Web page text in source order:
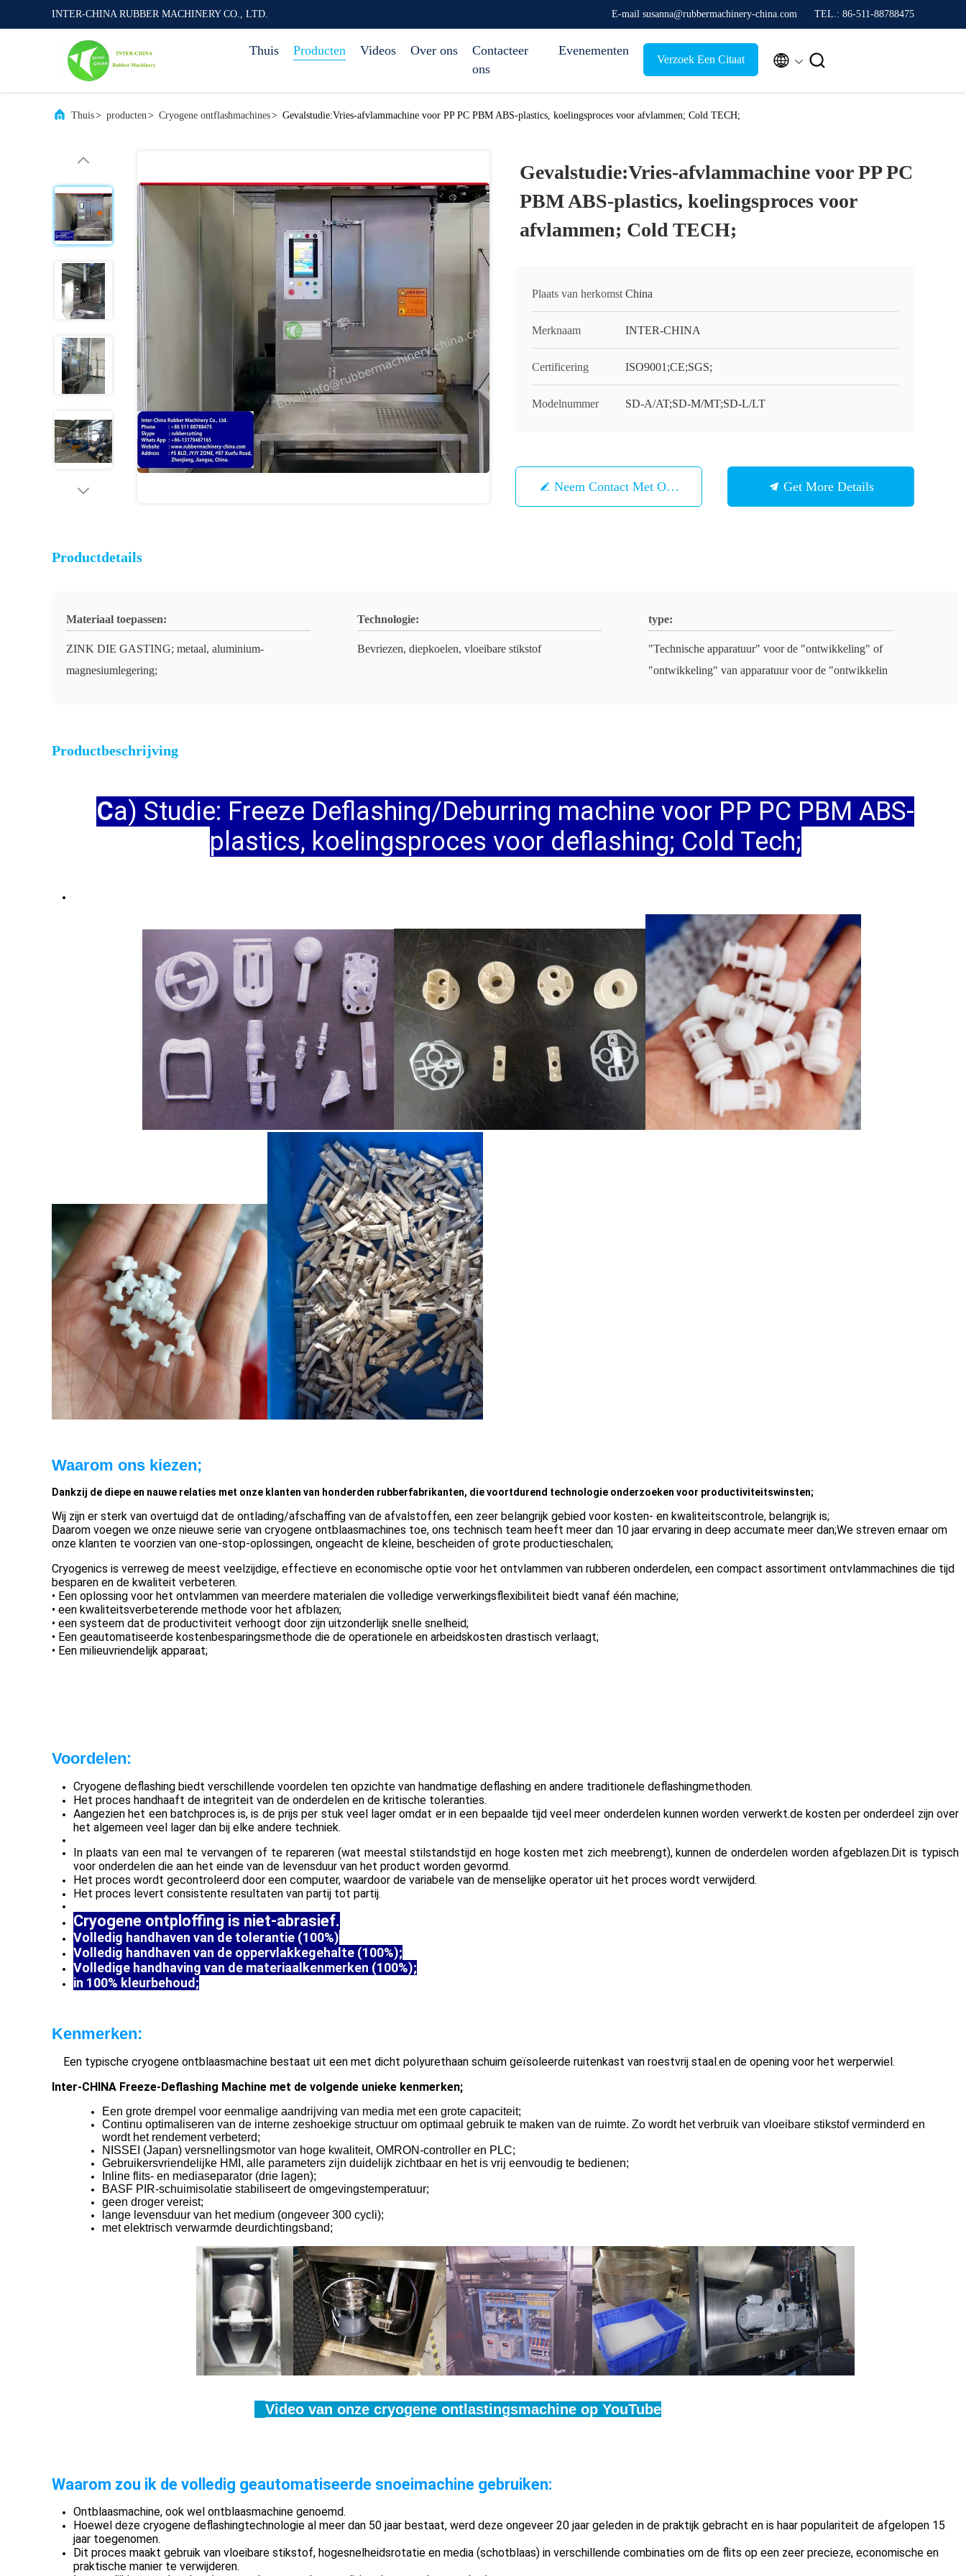
INTER-CHINA RUBBER MACHINERY CO., LTD. E-mail susanna@rubbermachinery-china.com TEL.: 86-511-88788475
Thuis Producten Videos Over ons
Contacteer
ons
Evenementen
Verzoek Een Citaat  
Thuis> producten> Cryogene ontflashmachines> Gevalstudie:Vries-afvlammachine voor PP PC PBM ABS-plastics, koelingsproces voor afvlammen; Cold TECH;
Gevalstudie:Vries-afvlammachine voor PP PC
PBM ABS-plastics, koelingsproces voor
afvlammen; Cold TECH;
Plaats van herkomst China
Merknaam INTER-CHINA
Certificering ISO9001;CE;SGS;
Modelnummer SD-A/AT;SD-M/MT;SD-L/LT
Neem Contact Met Ons Op Get More Details
Productdetails
Materiaal toepassen:
ZINK DIE GASTING; metaal, aluminium-
magnesiumlegering;
Technologie:
Bevriezen, diepkoelen, vloeibare stikstof
type:
"Technische apparatuur" voor de "ontwikkeling" of
"ontwikkeling" van apparatuur voor de "ontwikkelin
Productbeschrijving
Ca) Studie: Freeze Deflashing/Deburring machine voor PP PC PBM ABS-
plastics, koelingsproces voor deflashing; Cold Tech;
Waarom ons kiezen;
Dankzij de diepe en nauwe relaties met onze klanten van honderden rubberfabrikanten, die voortdurend technologie onderzoeken voor productiviteitswinsten;
Wij zijn er sterk van overtuigd dat de ontlading/afschaffing van de afvalstoffen, een zeer belangrijk gebied voor kosten- en kwaliteitscontrole, belangrijk is;
Daarom voegen we onze nieuwe serie van cryogene ontblaasmachines toe, ons technisch team heeft meer dan 10 jaar ervaring in deep accumate meer dan;We streven ernaar om
onze klanten te voorzien van one-stop-oplossingen, ongeacht de kleine, bescheiden of grote productieschalen;
Cryogenics is verreweg de meest veelzijdige, effectieve en economische optie voor het ontvlammen van rubberen onderdelen, een compact assortiment ontvlammachines die tijd
besparen en de kwaliteit verbeteren.
• Een oplossing voor het ontvlammen van meerdere materialen die volledige verwerkingsflexibiliteit biedt vanaf één machine;
• een kwaliteitsverbeterende methode voor het afblazen;
• een systeem dat de productiviteit verhoogt door zijn uitzonderlijk snelle snelheid;
• Een geautomatiseerde kostenbesparingsmethode die de operationele en arbeidskosten drastisch verlaagt;
• Een milieuvriendelijk apparaat;
Voordelen:
Cryogene deflashing biedt verschillende voordelen ten opzichte van handmatige deflashing en andere traditionele deflashingmethoden.
Het proces handhaaft de integriteit van de onderdelen en de kritische toleranties.
Aangezien het een batchproces is, is de prijs per stuk veel lager omdat er in een bepaalde tijd veel meer onderdelen kunnen worden verwerkt.de kosten per onderdeel zijn over
het algemeen veel lager dan bij elke andere techniek.
In plaats van een mal te vervangen of te repareren (wat meestal stilstandstijd en hoge kosten met zich meebrengt), kunnen de onderdelen worden afgeblazen.Dit is typisch
voor onderdelen die aan het einde van de levensduur van het product worden gevormd.
Het proces wordt gecontroleerd door een computer, waardoor de variabele van de menselijke operator uit het proces wordt verwijderd.
Het proces levert consistente resultaten van partij tot partij.
Cryogene ontploffing is niet-abrasief.
Volledig handhaven van de tolerantie (100%)
Volledig handhaven van de oppervlakkegehalte (100%);
Volledige handhaving van de materiaalkenmerken (100%);
in 100% kleurbehoud;
Kenmerken:
Een typische cryogene ontblaasmachine bestaat uit een met dicht polyurethaan schuim geïsoleerde ruitenkast van roestvrij staal.en de opening voor het werperwiel.
Inter-CHINA Freeze-Deflashing Machine met de volgende unieke kenmerken;
Een grote drempel voor eenmalige aandrijving van media met een grote capaciteit;
Continu optimaliseren van de interne zeshoekige structuur om optimaal gebruik te maken van de ruimte. Zo wordt het verbruik van vloeibare stikstof verminderd en
wordt het rendement verbeterd;
NISSEI (Japan) versnellingsmotor van hoge kwaliteit, OMRON-controller en PLC;
Gebruikersvriendelijke HMI, alle parameters zijn duidelijk zichtbaar en het is vrij eenvoudig te bedienen;
Inline flits- en mediaseparator (drie lagen);
BASF PIR-schuimisolatie stabiliseert de omgevingstemperatuur;
geen droger vereist;
lange levensduur van het medium (ongeveer 300 cycli);
met elektrisch verwarmde deurdichtingsband;
Video van onze cryogene ontlastingsmachine op YouTube
Waarom zou ik de volledig geautomatiseerde snoeimachine gebruiken:
Ontblaasmachine, ook wel ontblaasmachine genoemd.
Hoewel deze cryogene deflashingtechnologie al meer dan 50 jaar bestaat, werd deze ongeveer 20 jaar geleden in de praktijk gebracht en is haar populariteit de afgelopen 15
jaar toegenomen.
Dit proces maakt gebruik van vloeibare stikstof, hogesnelheidsrotatie en media (schotblaas) in verschillende combinaties om de flits op een zeer precieze, economische en
praktische manier te verwijderen.